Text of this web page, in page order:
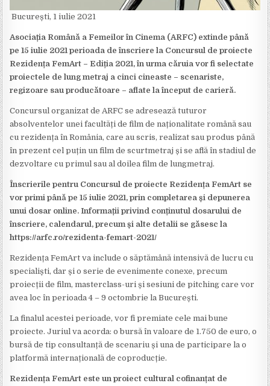
București, 1 iulie 2021
Asociația Română a Femeilor în Cinema (ARFC) extinde până
pe 15 iulie 2021 perioada de înscriere la Concursul de proiecte
Rezidența FemArt – Ediția 2021, în urma căruia vor fi selectate
proiectele de lung metraj a cinci cineaste – scenariste,
regizoare sau producătoare – aflate la început de carieră.
Concursul organizat de ARFC se adresează tuturor
absolventelor unei facultăți de film de naționalitate română sau
cu rezidența în România, care au scris, realizat sau produs până
în prezent cel puțin un film de scurtmetraj și se află în stadiul de
dezvoltare cu primul sau al doilea film de lungmetraj.
Înscrierile pentru Concursul de proiecte Rezidența FemArt se
vor primi până pe 15 iulie 2021, prin completarea și depunerea
unui dosar online. Informații privind conținutul dosarului de
înscriere, calendarul, precum și alte detalii se găsesc la
https://arfc.ro/rezidenta-femart-2021/
Rezidența FemArt va include o săptămână intensivă de lucru cu
specialiști, dar și o serie de evenimente conexe, precum
proiecții de film, masterclass-uri și sesiuni de pitching care vor
avea loc în perioada 4 – 9 octombrie la București.
La finalul acestei perioade, vor fi premiate cele mai bune
proiecte. Juriul va acorda: o bursă în valoare de 1.750 de euro, o
bursă de tip consultanță de scenariu și una de participare la o
platformă internațională de coproducție.
Rezidența FemArt este un proiect cultural cofinanțat de